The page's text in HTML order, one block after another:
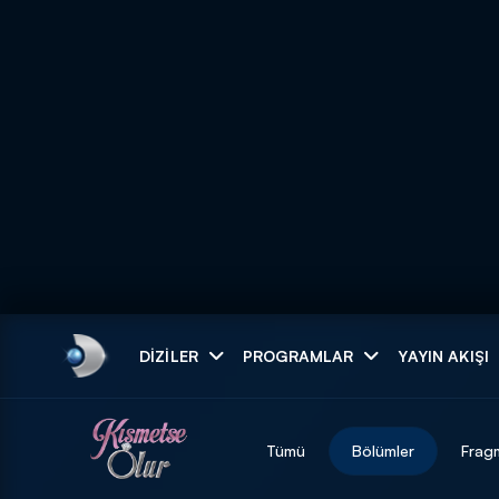
DIZILER PROGRAMLAR YAYIN AKIŞI
ARAMA
Tümü Bölümler